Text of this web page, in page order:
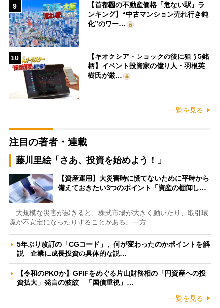
9
【首都圏の不動産価格「危ない駅」ラ
ンキング】“中古マンション売れ行き鈍
化”のワー…
10
【キオクシア・ショックの後に狙う5銘
柄】イベント投資家の億り人・羽根英
樹氏が厳…
一覧を見る
注目の著者・連載
藤川里絵「さあ、投資を始めよう！」
【資産運用】大災害時に慌てないために平時から
備えておきたい3つのポイント「資産の棚卸し…
大規模な災害が起きると、株式市場が大きく動いたり、取引環
境が不安定になったりすることがある。一方…
5年ぶり改訂の「CGコード」、何が変わったのかポイントを解
説 企業に成長投資の具体的な説…
【令和のPKOか】GPIFをめぐる片山財務相の「円資産への投
資拡大」発言の波紋 「国債重視」…
一覧を見る